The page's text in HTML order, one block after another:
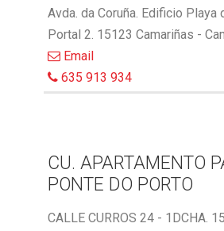
Avda. da Coruña. Edificio Playa
Portal 2. 15123 Camariñas -
Email
635 913 934
CU. APARTAMENTO
PONTE DO PORTO
CALLE CURROS 24 - 1DCHA.